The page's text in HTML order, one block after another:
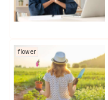
flower